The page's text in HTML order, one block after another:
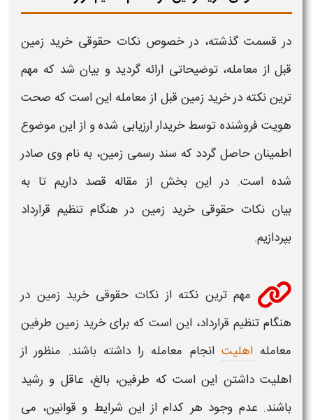
در قسمت گذشته، در خصوصنکات حقوقی خرید زمین
قبل از معامله، توضیحاتی ارائه گردید و بیان شد که مهم
ترین نکته درخرید زمین قبل از معامله این است که صحت
هویت فروشنده توسطخریدارارزیابی شده و از این موضوع
اطمینان حاصل گردد که سند رسمی زمین، به نام وی صادر
شده است. در این بخش از مقاله قصد داریم تا به
بیاننکات حقوقی خرید زمین در هنگام تنظیم قرارداد
بپردازیم.
مهم ترین نکته از نکات حقوقی خرید زمین در
هنگام تنظیم قرارداد، این است که برایخرید زمین طرفین
معاملهاهلیت انجام معامله را داشته باشند. منظور از
اهلیت داشتن این است که طرفین، بالغ، عاقل و رشید
باشند. عدم وجود هر کدام از این شرایط و قوانین، می